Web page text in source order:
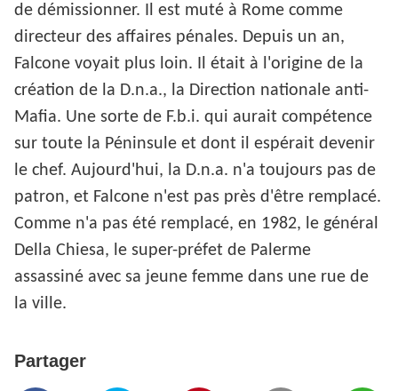
de démissionner. Il est muté à Rome comme
directeur des affaires pénales. Depuis un an,
Falcone voyait plus loin. Il était à l'origine de la
création de la D.n.a., la Direction nationale anti-
Mafia. Une sorte de F.b.i. qui aurait compétence
sur toute la Péninsule et dont il espérait devenir
le chef. Aujourd'hui, la D.n.a. n'a toujours pas de
patron, et Falcone n'est pas près d'être remplacé.
Comme n'a pas été remplacé, en 1982, le général
Della Chiesa, le super-préfet de Palerme
assassiné avec sa jeune femme dans une rue de
la ville.
Partager